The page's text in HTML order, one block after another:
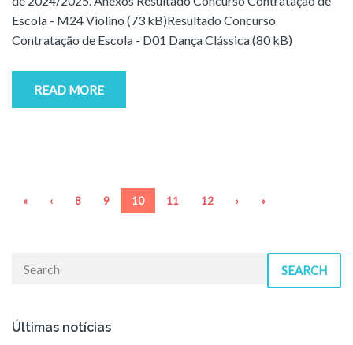
Escola - M24 Violino (73 kB)Resultado Concurso
Contratação de Escola - D01 Dança Clássica (80 kB)
READ MORE
« ‹ 8 9 10 11 12 › »
SEARCH
Últimas notícias